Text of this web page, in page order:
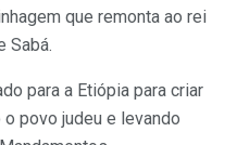
que remonta ao rei
Sabá.
para a Etiópia para criar
povo judeu e levando